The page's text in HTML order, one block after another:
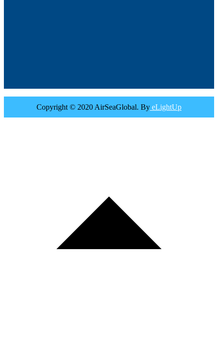
Copyright © 2020 AirSeaGlobal. By eLightUp